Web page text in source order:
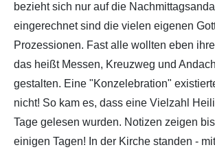
bezieht sich nur auf die
eingerechnet sind die vielen eigenen
Prozessionen. Fast alle wollten eben
das heißt Messen, Kreuzweg und
gestalten. Eine "Konzelebration"
nicht! So kam es, dass eine Vielzahl
Tage gelesen wurden. Notizen zeigen
einigen Tagen! In der Kirche standen -